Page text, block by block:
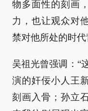
物多面性的刻画
力，也让观众对
禁对他所处的时代
吴祖光曾强调：“
演的奸佞小人王
刻画入骨；孙立